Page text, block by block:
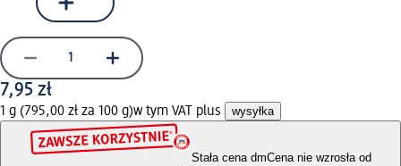
7,95 zł
1 g (795,00 zł za 100 g)w tym VAT plus wysyłka
Stała cena dmCena nie wzrosła od